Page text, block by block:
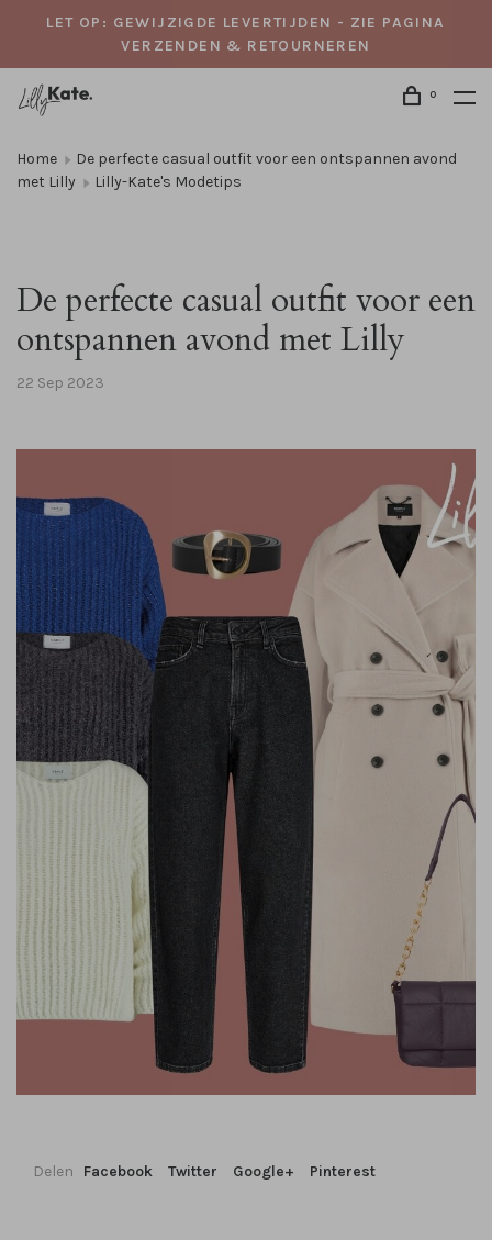
LET OP: GEWIJZIGDE LEVERTIJDEN - ZIE PAGINA
VERZENDEN & RETOURNEREN
0
Home
De perfecte casual outfit voor een ontspannen avond
met Lilly
Lilly-Kate's Modetips
De perfecte casual outfit voor een
ontspannen avond met Lilly
22 Sep 2023
Delen Facebook Twitter Google+ Pinterest